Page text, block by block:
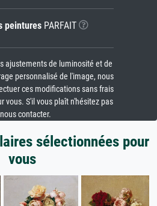
peinturesPARFAIT
ajustements de luminosité et de
personnalisé de l'image, nous
ces modifications sans frais
vous. S'il vous plaît n'hésitez pas
contacter.
sélectionnées pour
vous